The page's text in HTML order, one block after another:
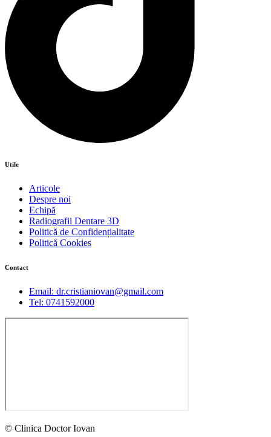
Utile
Articole
Despre noi
Echipă
Radiografii Dentare 3D
Politică de Confidențialitate
Politică Cookies
Contact
Email: dr.cristianiovan@gmail.com
Tel: 0741592000
© Clinica Doctor Iovan